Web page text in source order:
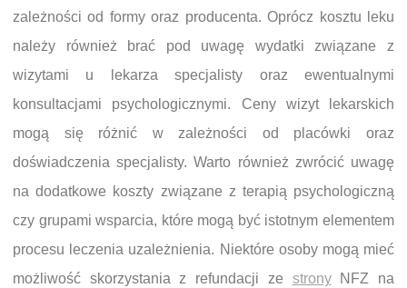
zależności od formy oraz producenta. Oprócz kosztu leku
należy również brać pod uwagę wydatki związane z
wizytami u lekarza specjalisty oraz ewentualnymi
konsultacjami psychologicznymi. Ceny wizyt lekarskich
mogą się różnić w zależności od placówki oraz
doświadczenia specjalisty. Warto również zwrócić uwagę
na dodatkowe koszty związane z terapią psychologiczną
czy grupami wsparcia, które mogą być istotnym elementem
procesu leczenia uzależnienia. Niektóre osoby mogą mieć
możliwość skorzystania z refundacji ze stronyNFZ na